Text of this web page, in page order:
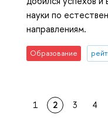
науки по
направлениям.
Образование
1 2 3 4